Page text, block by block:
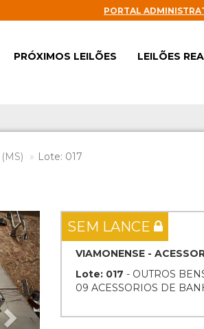
PORTAL
PRÓXIMOS LEILÕES LEILÕES
Lote: 017
Next SEM LANCE
VIAMONENSE -
Lote: 017 - OUTROS
09 ACESSORIOS DE